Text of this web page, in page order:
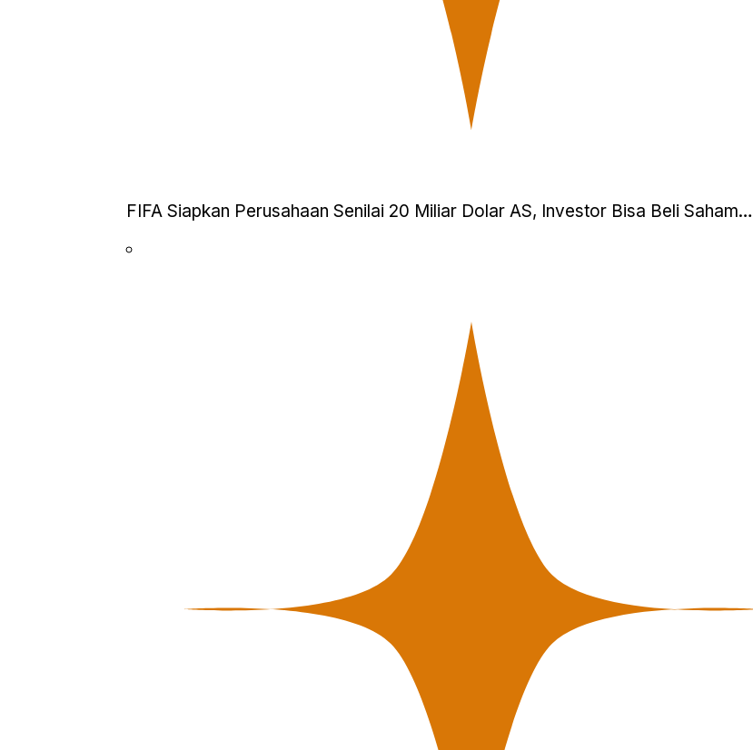
FIFA Siapkan Perusahaan Senilai 20 Miliar Dolar AS, Investor Bisa Beli Saham…